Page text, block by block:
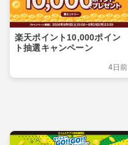
楽天ポイント10,000ポイン
ト抽選キャンペーン
4日前